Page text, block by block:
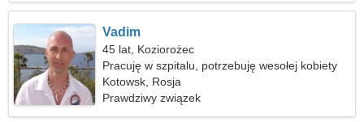
Vadim
45 lat, Koziorożec
Pracuję w szpitalu, potrzebuję wesołej kobiety
Kotowsk, Rosja
Prawdziwy związek